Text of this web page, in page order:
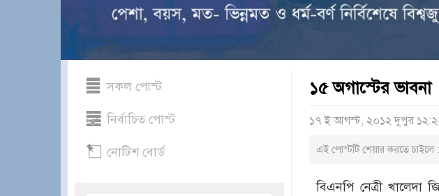
সকল পোস্ট
নির্বাচিত পোস্ট
নোটিশ বোর্ড
১৫ অগাস্টের ভাবনা
১৭ ই আগস্ট, ২০১২ দুপুর
এই পোস্টটি শেয়ার করতে চাইলে :
বিএনপি নেত্রী খালেদা